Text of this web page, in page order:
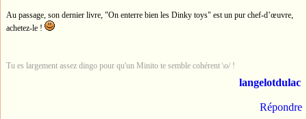
Au passage, son dernier livre, "On enterre bien les Dinky toys" est un pur chef-d’œuvre,
achetez-le !
Tu es largement assez dingo pour qu'un Minito te semble cohérent \o/ !
langelotdulac
Répondre